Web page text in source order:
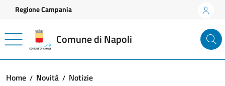
Vai ai contenuti
Vai al footer
Regione Campania
Comune di Napoli
Home Novità
Notizie